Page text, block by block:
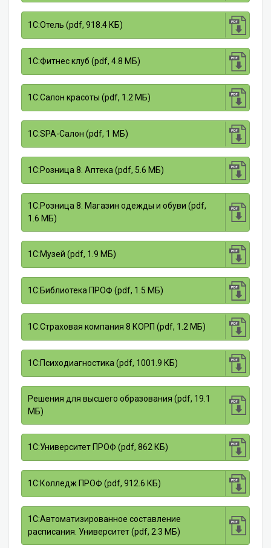
1С:Отель (pdf, 918.4 КБ)
1С:Фитнес клуб (pdf, 4.8 МБ)
1С:Салон красоты (pdf, 1.2 МБ)
1С:SPA-Салон (pdf, 1 МБ)
1С:Розница 8. Аптека (pdf, 5.6 МБ)
1С:Розница 8. Магазин одежды и обуви (pdf,
1.6 МБ)
1С:Музей (pdf, 1.9 МБ)
1С:Библиотека ПРОФ (pdf, 1.5 МБ)
1С:Страховая компания 8 КОРП (pdf, 1.2 МБ)
1С:Психодиагностика (pdf, 1001.9 КБ)
Решения для высшего образования (pdf, 19.1
МБ)
1С:Университет ПРОФ (pdf, 862 КБ)
1С:Колледж ПРОФ (pdf, 912.6 КБ)
1С:Автоматизированное составление
расписания. Университет (pdf, 2.3 МБ)